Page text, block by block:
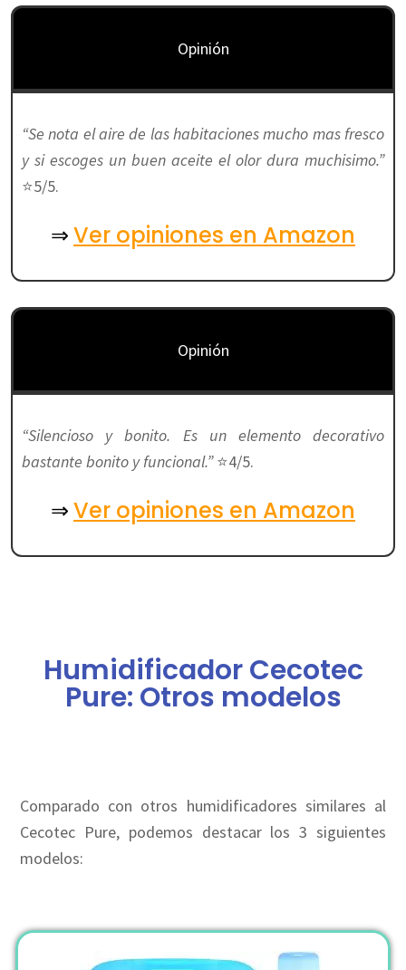
Opinión
“Se nota el aire de las habitaciones mucho mas fresco
y si escoges un buen aceite el olor dura muchisimo.”
⭐5/5.
⇒Ver opiniones en Amazon
Opinión
“Silencioso y bonito. Es un elemento decorativo
bastante bonito y funcional.”⭐4/5.
⇒Ver opiniones en Amazon
Humidificador Cecotec
Pure: Otros modelos
Comparado con otros humidificadores similares al
Cecotec Pure, podemos destacar los 3 siguientes
modelos: